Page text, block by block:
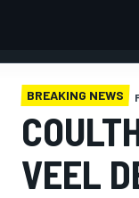
BREAKING NEWS
VEEL